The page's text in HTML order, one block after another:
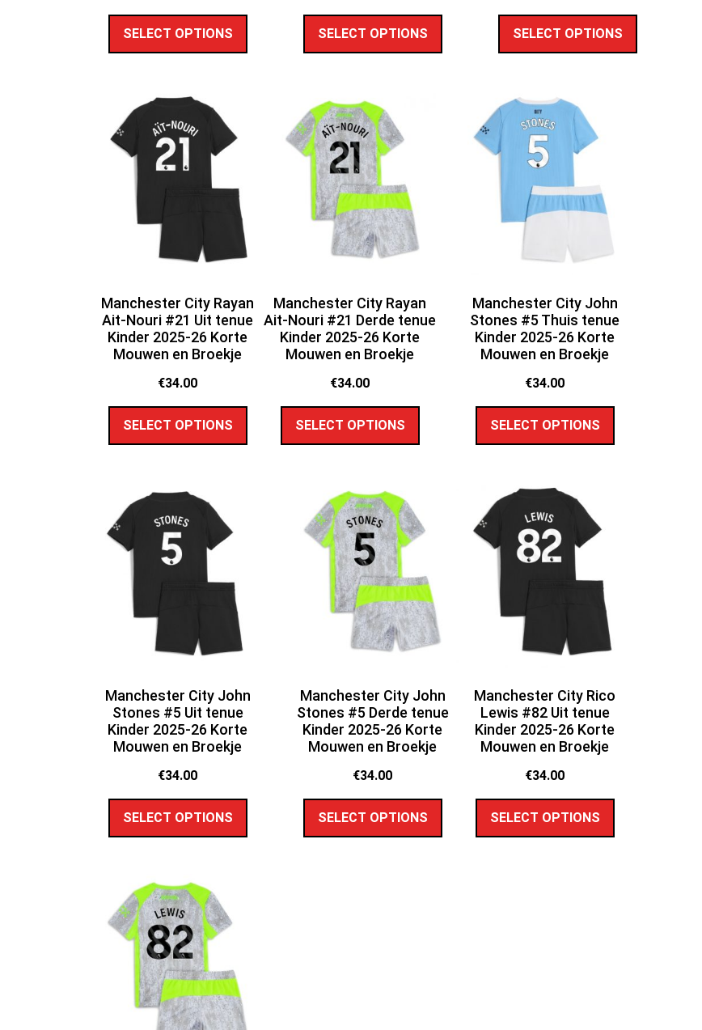
SELECT OPTIONS SELECT OPTIONS SELECT OPTIONS
Manchester City Rayan
Ait-Nouri #21 Uit tenue
Kinder 2025-26 Korte
Mouwen en Broekje
€34.00
SELECT OPTIONS
Manchester City Rayan
Ait-Nouri #21 Derde tenue
Kinder 2025-26 Korte
Mouwen en Broekje
€34.00
SELECT OPTIONS
Manchester City John
Stones #5 Thuis tenue
Kinder 2025-26 Korte
Mouwen en Broekje
€34.00
SELECT OPTIONS
Manchester City John
Stones #5 Uit tenue
Kinder 2025-26 Korte
Mouwen en Broekje
€34.00
SELECT OPTIONS
Manchester City John
Stones #5 Derde tenue
Kinder 2025-26 Korte
Mouwen en Broekje
€34.00
SELECT OPTIONS
Manchester City Rico
Lewis #82 Uit tenue
Kinder 2025-26 Korte
Mouwen en Broekje
€34.00
SELECT OPTIONS